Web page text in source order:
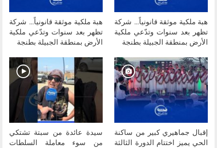
هبة ملكية موثقة قانونياً… شركة
تظهر بعد سنوات وتدّعي ملكية
الأرض بمنطقة الجبيلة بطنجة
هبة ملكية موثقة قانونياً… شركة
تظهر بعد سنوات وتدّعي ملكية
الأرض بمنطقة الجبيلة بطنجة
إقبال جماهيري كبير من ساكنة
الحي يميز اختتام الدورة الثالثة
سيدة عائدة من سبتة تشتكي
من سوء معاملة السلطات